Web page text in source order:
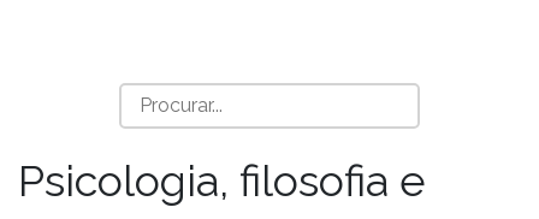
Psicologia, filosofia e